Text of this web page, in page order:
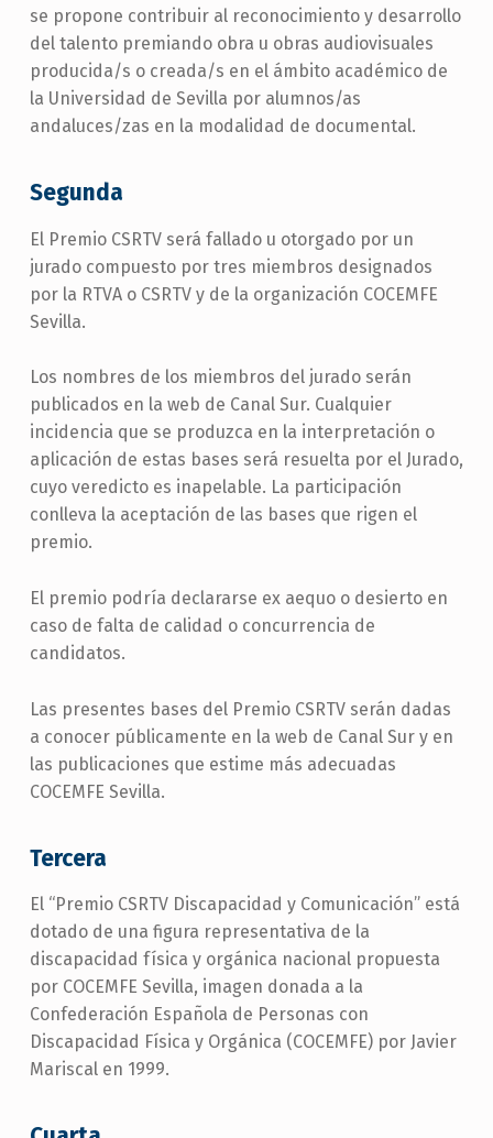
se propone contribuir al reconocimiento y desarrollo
del talento premiando obra u obras audiovisuales
producida/s o creada/s en el ámbito académico de
la Universidad de Sevilla por alumnos/as
andaluces/zas en la modalidad de documental.
Segunda
El Premio CSRTV será fallado u otorgado por un
jurado compuesto por tres miembros designados
por la RTVA o CSRTV y de la organización COCEMFE
Sevilla.
Los nombres de los miembros del jurado serán
publicados en la web de Canal Sur. Cualquier
incidencia que se produzca en la interpretación o
aplicación de estas bases será resuelta por el Jurado,
cuyo veredicto es inapelable. La participación
conlleva la aceptación de las bases que rigen el
premio.
El premio podría declararse ex aequo o desierto en
caso de falta de calidad o concurrencia de
candidatos.
Las presentes bases del Premio CSRTV serán dadas
a conocer públicamente en la web de Canal Sur y en
las publicaciones que estime más adecuadas
COCEMFE Sevilla.
Tercera
El “Premio CSRTV Discapacidad y Comunicación” está
dotado de una figura representativa de la
discapacidad física y orgánica nacional propuesta
por COCEMFE Sevilla, imagen donada a la
Confederación Española de Personas con
Discapacidad Física y Orgánica (COCEMFE) por Javier
Mariscal en 1999.